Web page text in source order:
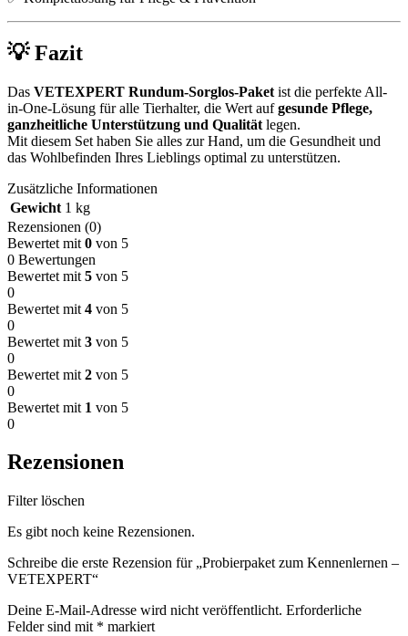
💡 Fazit
Das VETEXPERT Rundum-Sorglos-Paket ist die perfekte All-
in-One-Lösung für alle Tierhalter, die Wert aufgesunde Pflege,
ganzheitliche Unterstützung und Qualität legen.
Mit diesem Set haben Sie alles zur Hand, um die Gesundheit und
das Wohlbefinden Ihres Lieblings optimal zu unterstützen.
Zusätzliche Informationen
Gewicht 1 kg
Rezensionen (0)
Bewertet mit 0 von 5
0 Bewertungen
Bewertet mit 5 von 5
0
Bewertet mit 4 von 5
0
Bewertet mit 3 von 5
0
Bewertet mit 2 von 5
0
Bewertet mit 1 von 5
0
Rezensionen
Filter löschen
Es gibt noch keine Rezensionen.
Schreibe die erste Rezension für „Probierpaket zum Kennenlernen –
VETEXPERT“
Deine E-Mail-Adresse wird nicht veröffentlicht. Erforderliche
Felder sind mit * markiert